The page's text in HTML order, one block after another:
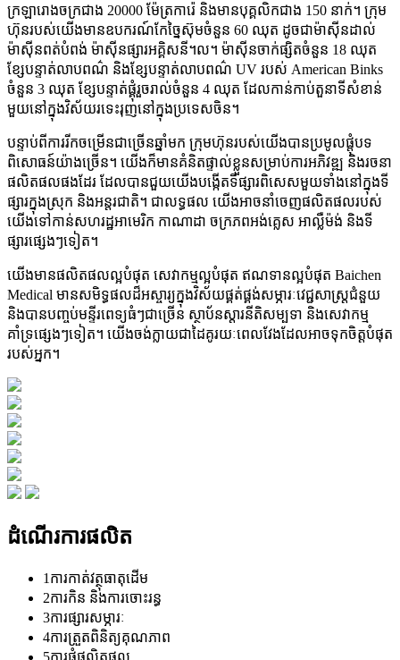
ក្រឡារោងចក្រជាង 20000 ម៉ែត្រការ៉េ និងមានបុគ្គលិកជាង 150 នាក់។ ក្រុម
ហ៊ុនរបស់យើងមានឧបករណ៍កែច្នៃស៊ុមចំនួន 60 ឈុត ដូចជាម៉ាស៊ីនដាល់
ម៉ាស៊ីនពត់បំពង់ ម៉ាស៊ីនផ្សារអគ្គិសនី។ល។ ម៉ាស៊ីនចាក់ផ្សិតចំនួន 18 ឈុត
ខ្សែបន្ទាត់លាបពណ៌ និងខ្សែបន្ទាត់លាបពណ៌ UV របស់ American Binks
ចំនួន 3 ឈុត ខ្សែបន្ទាត់ផ្គុំរួចរាល់ចំនួន 4 ឈុត ដែលកាន់កាប់តួនាទីសំខាន់
មួយនៅក្នុងវិស័យរទេះរុញនៅក្នុងប្រទេសចិន។
បន្ទាប់ពីការរីកចម្រើនជាច្រើនឆ្នាំមក ក្រុមហ៊ុនរបស់យើងបានប្រមូលផ្តុំបទ
ពិសោធន៍យ៉ាងច្រើន។ យើងក៏មានគំនិតផ្ទាល់ខ្លួនសម្រាប់ការអភិវឌ្ឍ និងរចនា
ផលិតផលផងដែរ ដែលបានជួយយើងបង្កើតទីផ្សារពិសេសមួយទាំងនៅក្នុងទី
ផ្សារក្នុងស្រុក និងអន្តរជាតិ។ ជាលទ្ធផល យើងអាចនាំចេញផលិតផលរបស់
យើងទៅកាន់សហរដ្ឋអាមេរិក កាណាដា ចក្រភពអង់គ្លេស អាល្លឺម៉ង់ និងទី
ផ្សារផ្សេងៗទៀត។
យើងមានផលិតផលល្អបំផុត សេវាកម្មល្អបំផុត ឥណទានល្អបំផុត Baichen
Medical មានសមិទ្ធផលដ៏អស្ចារ្យក្នុងវិស័យផ្គត់ផ្គង់សម្ភារៈវេជ្ជសាស្ត្រជំនួយ
និងបានបញ្ចប់មន្ទីរពេទ្យធំៗជាច្រើន ស្ថាប័នស្តារនីតិសម្បទា និងសេវាកម្ម
គាំទ្រផ្សេងៗទៀត។ យើងចង់ក្លាយជាដៃគូរយៈពេលវែងដែលអាចទុកចិត្តបំផុត
របស់អ្នក។
ដំណើរការផលិត
1 ការកាត់វត្ថុធាតុដើម
2ការកិន និងការចោះរន្ធ
3ការផ្សារសម្ភារៈ
4ការត្រួតពិនិត្យគុណភាព
5ការផ្គុំផលិតផល